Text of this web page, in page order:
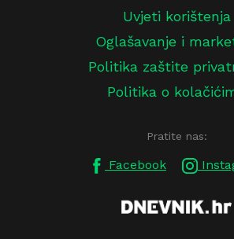
Uvjeti korištenja
Oglašavanje i
Politika zaštite
Politika o
Pratite nas:
Facebook